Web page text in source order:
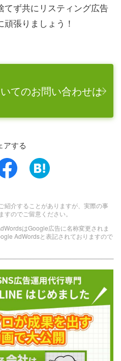
てず共にリスティング広告
張りましょう！
てのお問い合わせは
アする
紹介することがありますが、実際の事
のでご留意ください。
はGoogle広告に名称変更されま
AdWordsと表記されておりますので